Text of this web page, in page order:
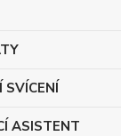
SVÍCENÍ
ASISTENT